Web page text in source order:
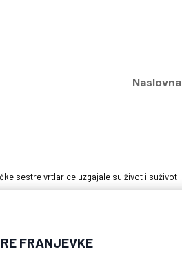
Naslovna
sestre vrtlarice uzgajale su život i suživot
FRANJEVKE